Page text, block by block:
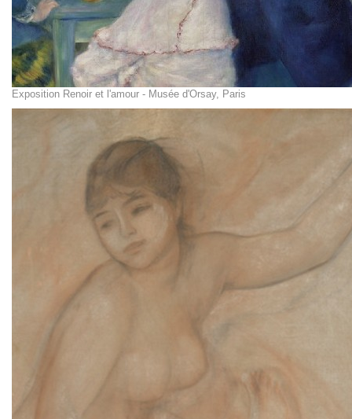
Exposition Renoir et l'amour - Musée d'Orsay, Paris